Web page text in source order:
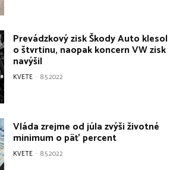
Prevádzkový zisk Škody Auto klesol
o štvrtinu, naopak koncern VW zisk
navýšil
KVETE - 8.5.2022
Vláda zrejme od júla zvýši životné
minimum o päť percent
KVETE - 8.5.2022